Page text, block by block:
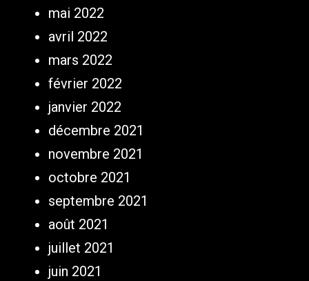
mai 2022
avril 2022
mars 2022
février 2022
janvier 2022
décembre 2021
novembre 2021
octobre 2021
septembre 2021
août 2021
juillet 2021
juin 2021